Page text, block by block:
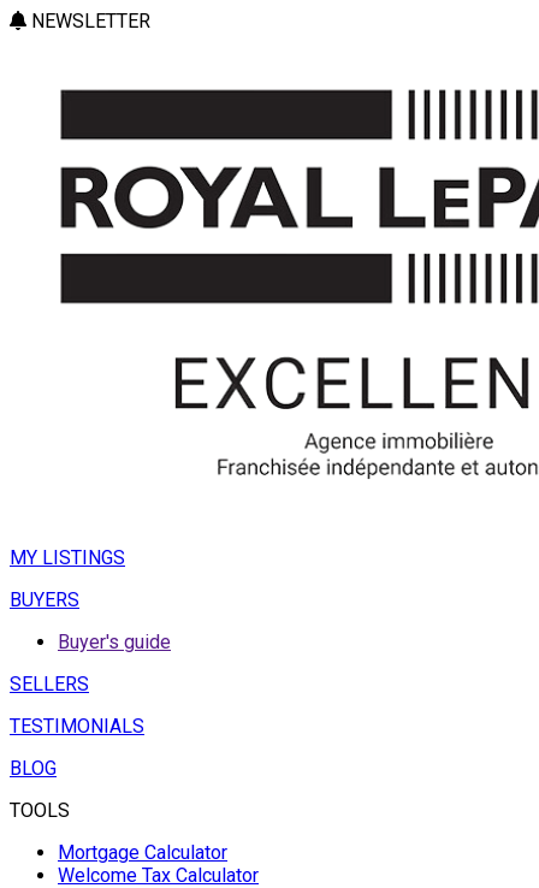
NEWSLETTER
MY LISTINGS
BUYERS
Buyer's guide
SELLERS
TESTIMONIALS
BLOG
TOOLS
Mortgage Calculator
Welcome Tax Calculator